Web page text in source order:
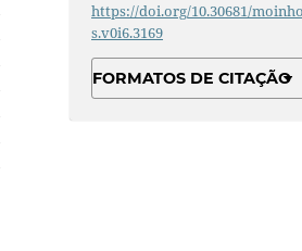
https://doi.org/10.30681/moinho
s.v0i6.3169
FORMATOS DE CITAÇÃO